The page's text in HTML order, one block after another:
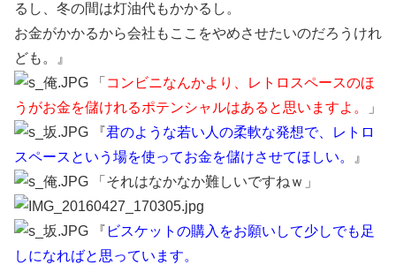
るし、冬の間は灯油代もかかるし。
お金がかかるから会社もここをやめさせたいのだろうけれ
ども。』
「 コンビニなんかより、レトロスペースのほ
うがお金を儲けれるポテンシャルはあると思いますよ。
」
『君のような若い人の柔軟な発想で、レトロ
スペースという場を使ってお金を儲けさせてほしい。
』
「それはなかなか難しいですねｗ」
『 ビスケットの購入をお願いして少しでも足
しになればと思っています。